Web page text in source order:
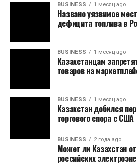
BUSINESS 1 месяц ago
Названо уязвимое
дефицита топлива в
BUSINESS 1 месяц ago
Казахстанцам
товаров на
BUSINESS 1 месяц ago
Казахстан добился
торгового спора с США
BUSINESS 2 года ago
Может ли Казахстан
российских